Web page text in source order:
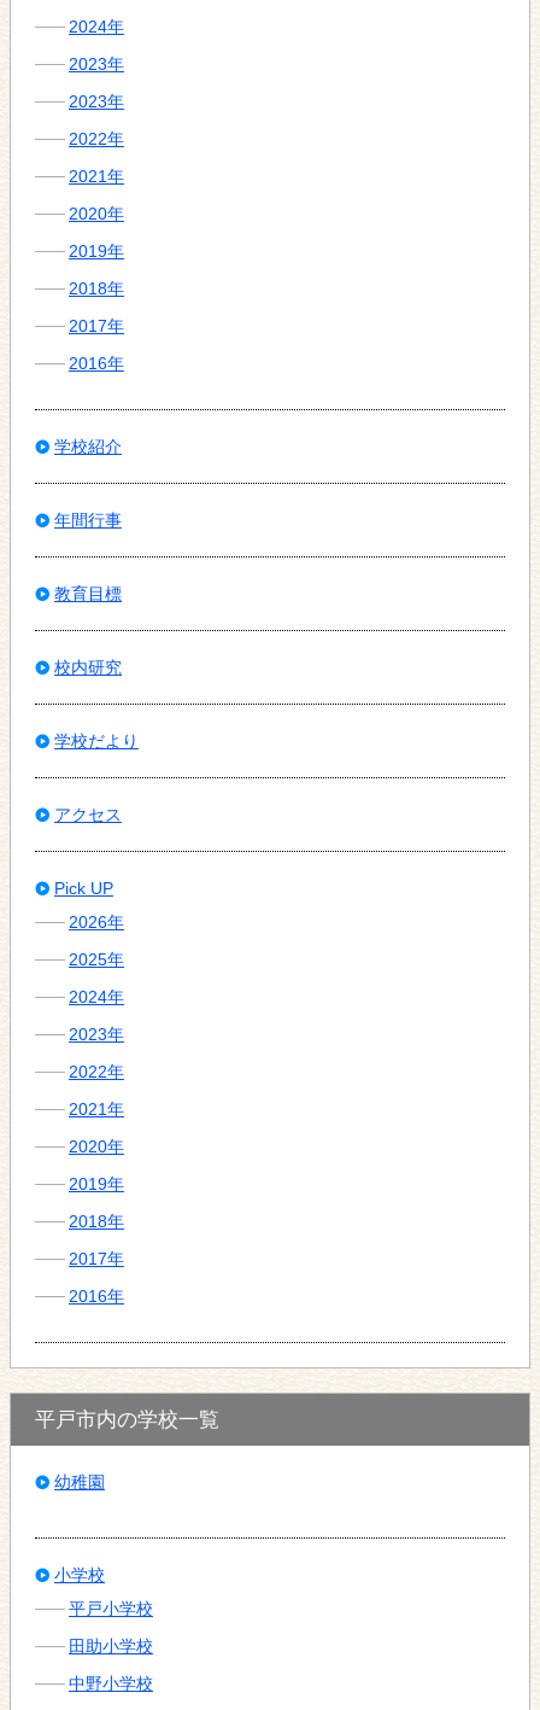
2024年
2023年
2023年
2022年
2021年
2020年
2019年
2018年
2017年
2016年
学校紹介
年間行事
教育目標
校内研究
学校だより
アクセス
Pick UP
2026年
2025年
2024年
2023年
2022年
2021年
2020年
2019年
2018年
2017年
2016年
平戸市内の学校一覧
幼稚園
小学校
平戸小学校
田助小学校
中野小学校